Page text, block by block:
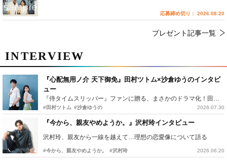
INTERVIEW
『心配無用ノ介 天下御免』田村ツトム×沙倉ゆうのインタビ
ュー
『侍タイムスリッパー』ファンに贈る、まさかのドラマ化！田村ツトム×沙倉ゆうのが語る『心配無用ノ介』撮影秘話
#田村ツトム #沙倉ゆうの 2026.07.30
『今から、親友やめようか。』沢村玲インタビュー
沢村玲、親友から一線を越えて…理想の恋愛像について語る
#今から、親友やめようか。 #沢村玲 2026.06.20
応募締め切り： 2026.08.20
プレゼント記事一覧